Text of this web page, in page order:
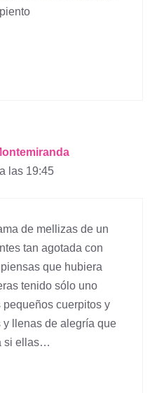
las 19:45
de mellizas de un
tan agotada con
que hubiera
tenido sólo uno
cuerpitos y
y llenas de alegría que
si ellas…